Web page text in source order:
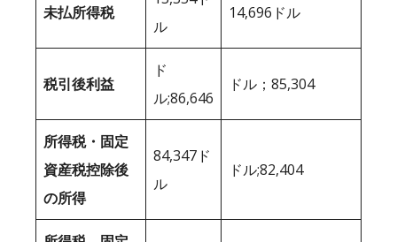
未払所得税
ル
14,696ドル
税引後利益
ド
ル;86,646
ドル；85,304
所得税・固定
資産税控除後
の所得
84,347ド
ル
ドル;82,404